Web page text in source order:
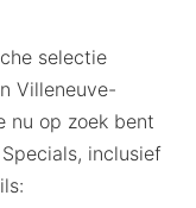
selectie
Villeneuve-
nu op zoek bent
inclusief